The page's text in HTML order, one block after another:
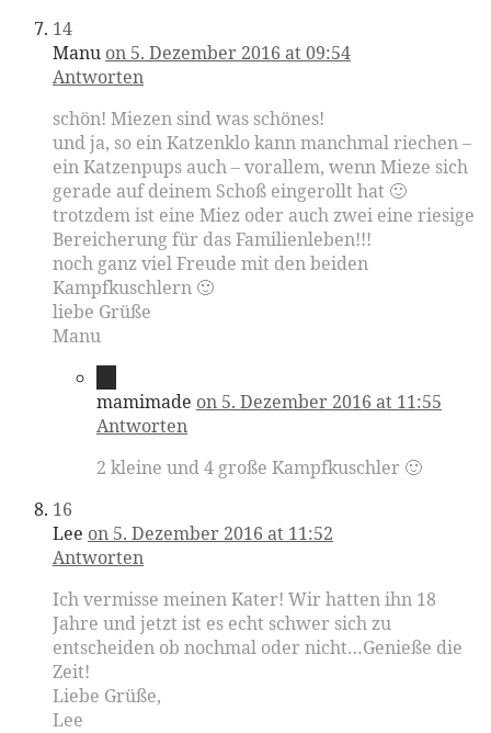
14
Manu on 5. Dezember 2016 at 09:54
Antworten
schön! Miezen sind was schönes!
und ja, so ein Katzenklo kann manchmal riechen –
ein Katzenpups auch – vorallem, wenn Mieze sich
gerade auf deinem Schoß eingerollt hat 🙂
trotzdem ist eine Miez oder auch zwei eine riesige
Bereicherung für das Familienleben!!!
noch ganz viel Freude mit den beiden
Kampfkuschlern 🙂
liebe Grüße
Manu
mamimade on 5. Dezember 2016 at 11:55
Antworten
2 kleine und 4 große Kampfkuschler 🙂
16
Lee on 5. Dezember 2016 at 11:52
Antworten
Ich vermisse meinen Kater! Wir hatten ihn 18
Jahre und jetzt ist es echt schwer sich zu
entscheiden ob nochmal oder nicht…Genieße die
Zeit!
Liebe Grüße,
Lee